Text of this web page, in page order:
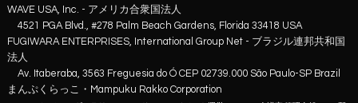
WAVE USA, Inc. - アメリカ合衆国法人
4521 PGA Blvd., #278 Palm Beach Gardens, Florida 33418 USA
FUGIWARA ENTERPRISES, International Group Net - ブラジル連邦共和国
法人
Av. Itaberaba, 3563 Freguesia do Ó CEP 02739.000 São Paulo-SP Brazil
まんぷくらっこ・Mampuku Rakko Corporation